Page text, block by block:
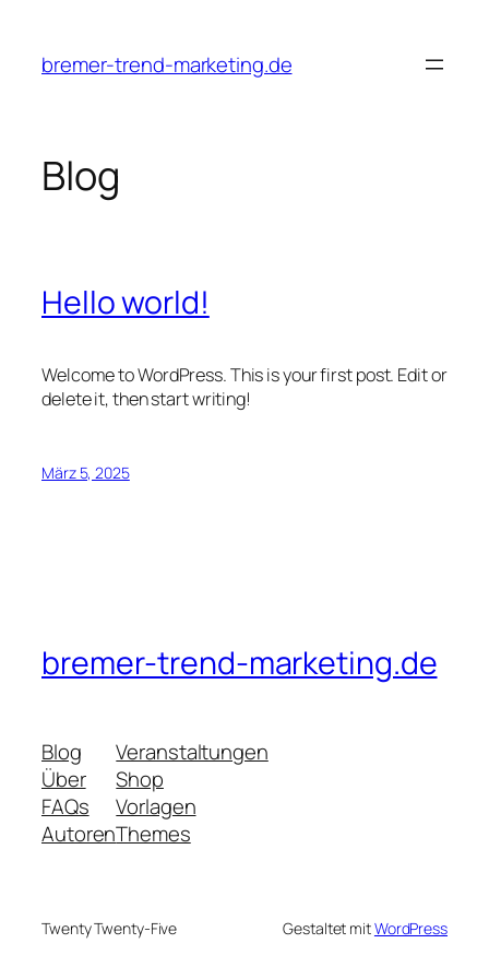
springen
bremer-trend-marketing.de
Blog
Hello world!
Welcome to WordPress. This is your first post. Edit or
delete it, then start writing!
März 5, 2025
bremer-trend-marketing.de
Blog
Über
FAQs
Autoren
Veranstaltungen
Shop
Vorlagen
Themes
Twenty Twenty-Five Gestaltet mitWordPress